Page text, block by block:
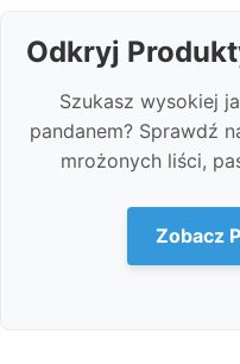
Odkryj
Szukasz wysokiej
pandanem? Sprawdź
mrożonych liści,
Zobacz